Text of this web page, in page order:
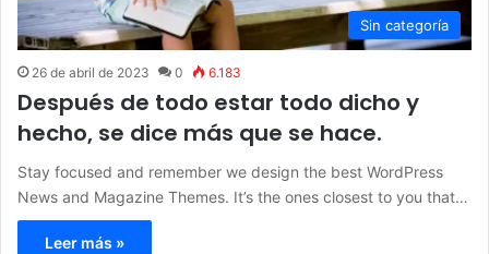
Sin categoría
26 de abril de 2023 0 6.183
Después de todo estar todo dicho y
hecho, se dice más que se hace.
Stay focused and remember we design the best WordPress
News and Magazine Themes. It’s the ones closest to you that…
Leer más »